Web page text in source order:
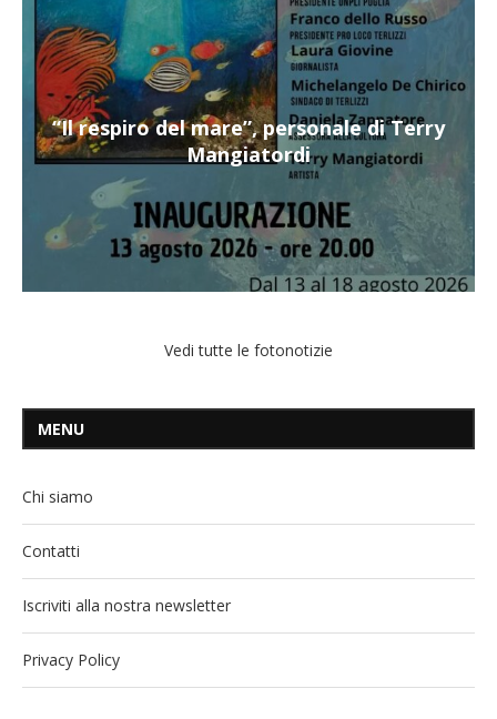
“Il respiro del mare”, personale di Terry
Mangiatordi
Vedi tutte le fotonotizie
MENU
Chi siamo
Contatti
Iscriviti alla nostra newsletter
Privacy Policy